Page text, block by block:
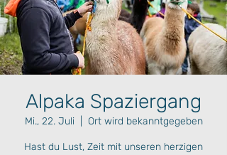
Alpaka Spaziergang
Mi., 22. Juli
  |
Ort wird bekanntgegeben
Hast du Lust, Zeit mit unseren herzigen